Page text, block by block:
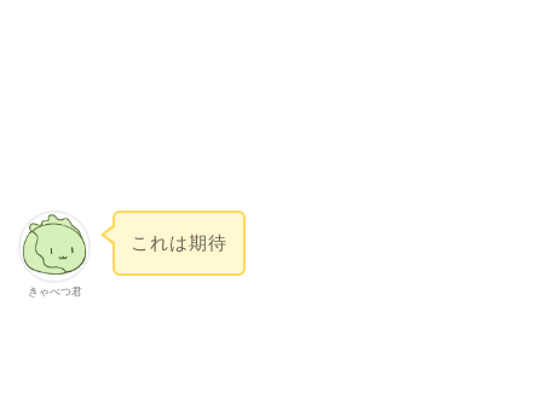
きゃべつ君
これは期待